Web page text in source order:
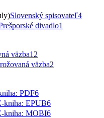
Slovenský spisovateľ4
divadlo1
väzba12
väzba2
PDF6
kniha: EPUB6
kniha: MOBI6